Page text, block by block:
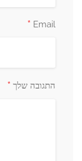
שלך*